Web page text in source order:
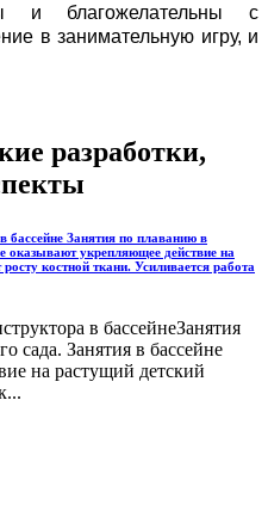
и благожелательны с
в занимательную игру, и
разработки,
бассейне Занятия по плаванию в
оказывают укрепляющее действие на
костной ткани. Усиливается работа
в бассейнеЗанятия
сада. Занятия в бассейне
на растущий детский